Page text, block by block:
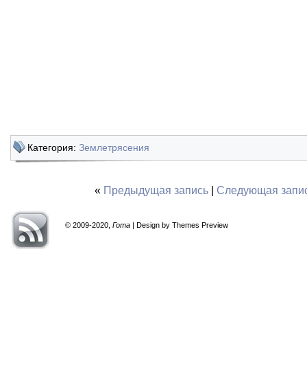
Категория: Землетрясения
« Предыдущая запись| Следующая
© 2009-2020, Гота | Design by Themes Preview